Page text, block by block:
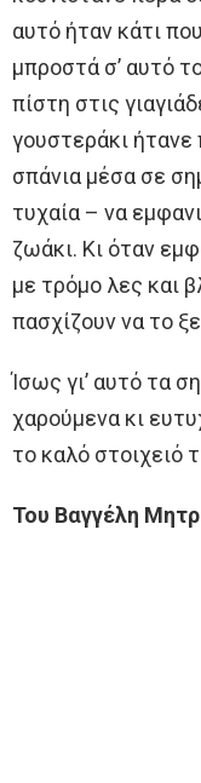
αυτό ήταν κάτι
μπροστά σ’ αυτό
πίστη στις
γουστεράκι ήτανε
σπάνια μέσα σε
τυχαία – να
ζωάκι. Κι όταν
με τρόμο λες και
πασχίζουν να το
Ίσως γι’ αυτό τα
χαρούμενα κι
το καλό στοιχειό
Του Βαγγέλη